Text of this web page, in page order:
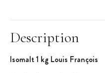
Description
Isomalt 1 kg Louis François